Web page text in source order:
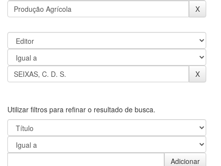
Utilizar filtros para refinar o resultado de busca.